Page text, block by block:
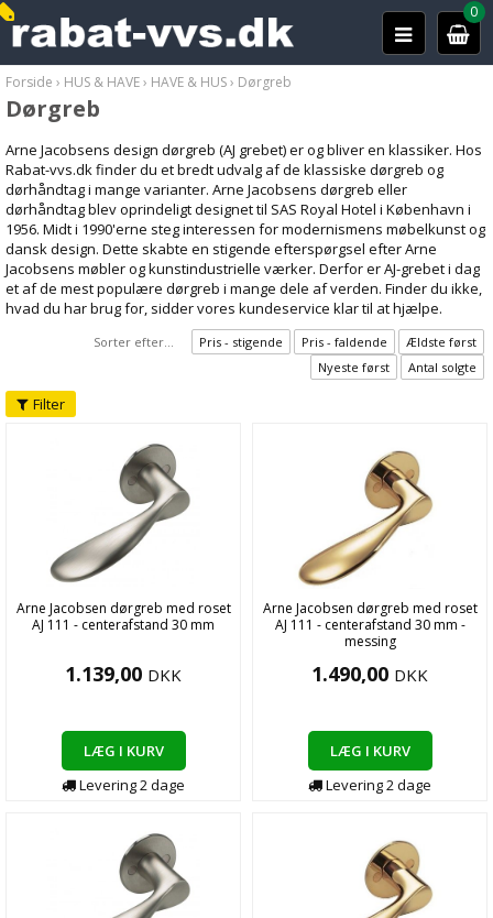
0
Forside › HUS & HAVE› HAVE & HUS› Dørgreb
Dørgreb
Arne Jacobsens design dørgreb (AJ grebet) er og bliver en klassiker. Hos
Rabat-vvs.dk finder du et bredt udvalg af de klassiske dørgreb og
dørhåndtag i mange varianter. Arne Jacobsens dørgreb eller
dørhåndtag blev oprindeligt designet til SAS Royal Hotel i København i
1956. Midt i 1990'erne steg interessen for modernismens møbelkunst og
dansk design. Dette skabte en stigende efterspørgsel efter Arne
Jacobsens møbler og kunstindustrielle værker. Derfor er AJ-grebet i dag
et af de mest populære dørgreb i mange dele af verden. Finder du ikke,
hvad du har brug for, sidder vores kundeservice klar til at hjælpe.
Sorter efter... Pris - stigende Pris - faldende
Ældste først
Nyeste først
Antal solgte
Filter
Arne Jacobsen dørgreb med roset
AJ 111 - centerafstand 30 mm
1.139,00 DKK
LÆG I KURV
Levering2dage
Arne Jacobsen dørgreb med roset
AJ 111 - centerafstand 30 mm -
messing
1.490,00 DKK
LÆG I KURV
Levering2dage